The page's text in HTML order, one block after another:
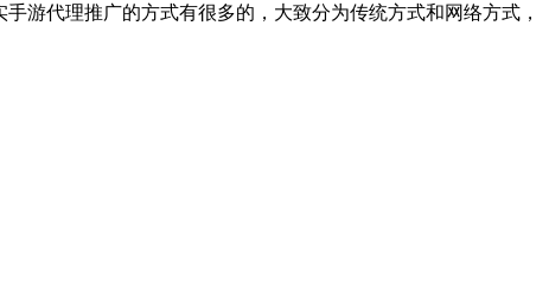
游代理推广的方式有很多的，大致分为传统方式和网络方式，